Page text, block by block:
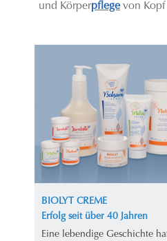
und Körperpflegevon Kopf
BIOLYT CREME
Erfolg seit über 40 Jahren
Eine lebendige Geschichte